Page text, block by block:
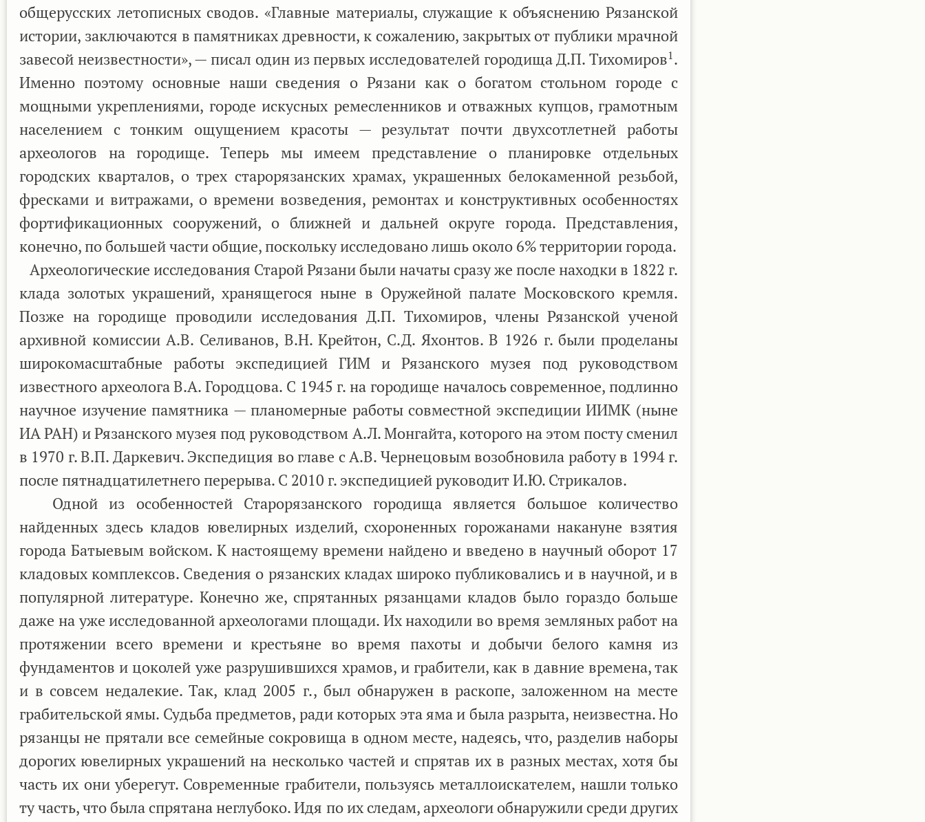
общерусских летописных сводов. «Главные материалы, служащие к объяснению Рязанской
истории, заключаются в памятниках древности, к сожалению, закрытых от публики мрачной
завесой неизвестности», — писал один из первых исследователей городища Д.П. Тихомиров1.
Именно поэтому основные наши сведения о Рязани как о богатом стольном городе с
мощными укреплениями, городе искусных ремесленников и отважных купцов, грамотным
населением с тонким ощущением красоты — результат почти двухсотлетней работы
археологов на городище. Теперь мы имеем представление о планировке отдельных
городских кварталов, о трех старорязанских храмах, украшенных белокаменной резьбой,
фресками и витражами, о времени возведения, ремонтах и конструктивных особенностях
фортификационных сооружений, о ближней и дальней округе города. Представления,
конечно, по большей части общие, поскольку исследовано лишь около 6% территории города.
Археологические исследования Старой Рязани были начаты сразу же после находки в 1822 г.
клада золотых украшений, хранящегося ныне в Оружейной палате Московского кремля.
Позже на городище проводили исследования Д.П. Тихомиров, члены Рязанской ученой
архивной комиссии А.В. Селиванов, В.Н. Крейтон, С.Д. Яхонтов. В 1926 г. были проделаны
широкомасштабные работы экспедицией ГИМ и Рязанского музея под руководством
известного археолога В.А. Городцова. С 1945 г. на городище началось современное, подлинно
научное изучение памятника — планомерные работы совместной экспедиции ИИМК (ныне
ИА РАН) и Рязанского музея под руководством А.Л. Монгайта, которого на этом посту сменил
в 1970 г. В.П. Даркевич. Экспедиция во главе с А.В. Чернецовым возобновила работу в 1994 г.
после пятнадцатилетнего перерыва. С 2010 г. экспедицией руководит И.Ю. Стрикалов.
Одной из особенностей Старорязанского городища является большое количество
найденных здесь кладов ювелирных изделий, схороненных горожанами накануне взятия
города Батыевым войском. К настоящему времени найдено и введено в научный оборот 17
кладовых комплексов. Сведения о рязанских кладах широко публиковались и в научной, и в
популярной литературе. Конечно же, спрятанных рязанцами кладов было гораздо больше
даже на уже исследованной археологами площади. Их находили во время земляных работ на
протяжении всего времени и крестьяне во время пахоты и добычи белого камня из
фундаментов и цоколей уже разрушившихся храмов, и грабители, как в давние времена, так
и в совсем недалекие. Так, клад 2005 г., был обнаружен в раскопе, заложенном на месте
грабительской ямы. Судьба предметов, ради которых эта яма и была разрыта, неизвестна. Но
рязанцы не прятали все семейные сокровища в одном месте, надеясь, что, разделив наборы
дорогих ювелирных украшений на несколько частей и спрятав их в разных местах, хотя бы
часть их они уберегут. Современные грабители, пользуясь металлоискателем, нашли только
ту часть, что была спрятана неглубоко. Идя по их следам, археологи обнаружили среди других